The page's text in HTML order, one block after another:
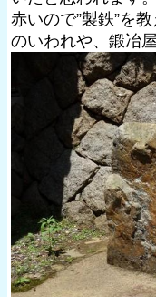
赤いので”製鉄”を
のいわれや、鍛冶